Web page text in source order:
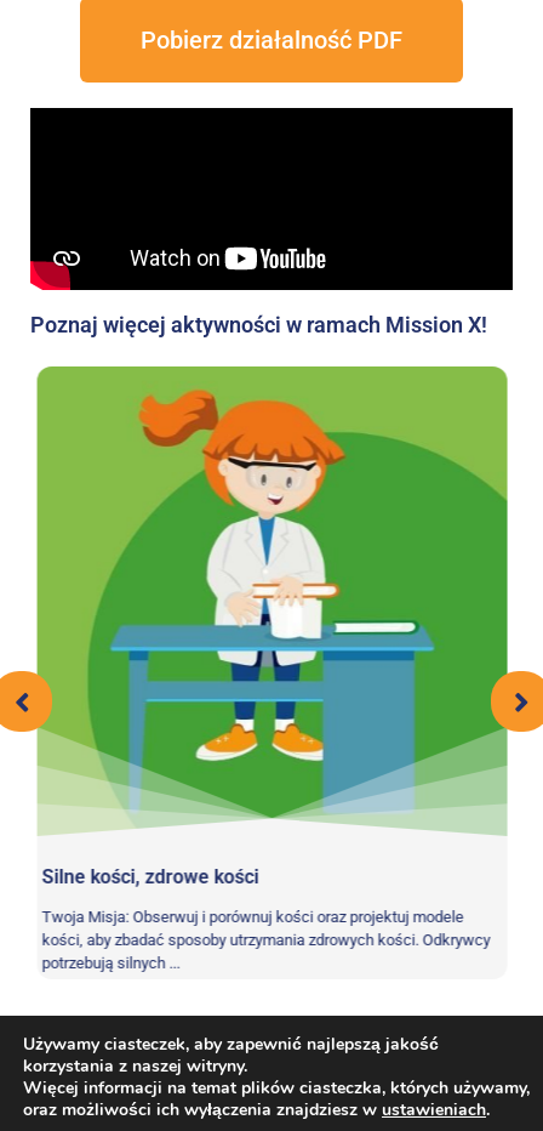
Pobierz działalność PDF
Poznaj więcej aktywności w ramach Mission X!
Silne kości, zdrowe kości
Twoja Misja: Obserwuj i porównuj kości oraz projektuj modele
kości, aby zbadać sposoby utrzymania zdrowych kości. Odkrywcy
potrzebują silnych ...
Tag: Saldo,Koordynacja,Wytrzymałość,Fizyczna
Używamy ciasteczek, aby zapewnić najlepszą jakość
korzystania z naszej witryny.
Więcej informacji na temat plików ciasteczka, których używamy,
oraz możliwości ich wyłączenia znajdziesz w ustawieniach.